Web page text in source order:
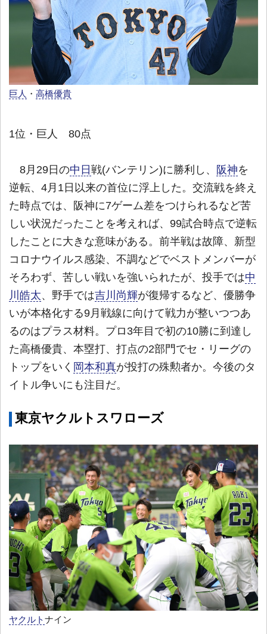
巨人 ・ 高橋優貴
1位・巨人 80点
8月29日の中日戦(バンテリン)に勝利し、 阪神を
逆転、4月1日以来の首位に浮上した。交流戦を終え
た時点では、阪神に7ゲーム差をつけられるなど苦
しい状況だったことを考えれば、99試合時点で逆転
したことに大きな意味がある。前半戦は故障、新型
コロナウイルス感染、不調などでベストメンバーが
そろわず、苦しい戦いを強いられたが、投手では中
川皓太、野手では吉川尚輝が復帰するなど、優勝争
いが本格化する9月戦線に向けて戦力が整いつつあ
るのはプラス材料。プロ3年目で初の10勝に到達し
た高橋優貴、本塁打、打点の2部門でセ・リーグの
トップをいく 岡本和真が投打の殊勲者か。今後のタ
イトル争いにも注目だ。
東京ヤクルトスワローズ
ヤクルトナイン